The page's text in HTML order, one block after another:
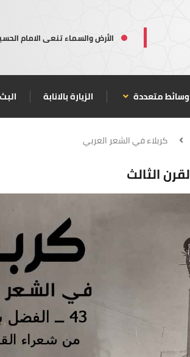
الأرض والسماء تنعى الامام
وسائط متعددة الزيارة بالانابة
كربلاء في الشعر العربي